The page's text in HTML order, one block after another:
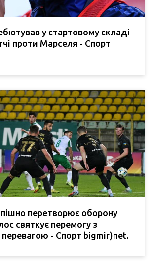
у стартовому складі
проти Марселя - Спорт
перетворює оборону
святкує перемогу з
- Спорт bigmir)net.